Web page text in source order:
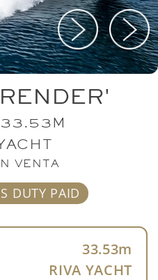
VENTA
DUTY PAID
33.53m
RIVA YACHT